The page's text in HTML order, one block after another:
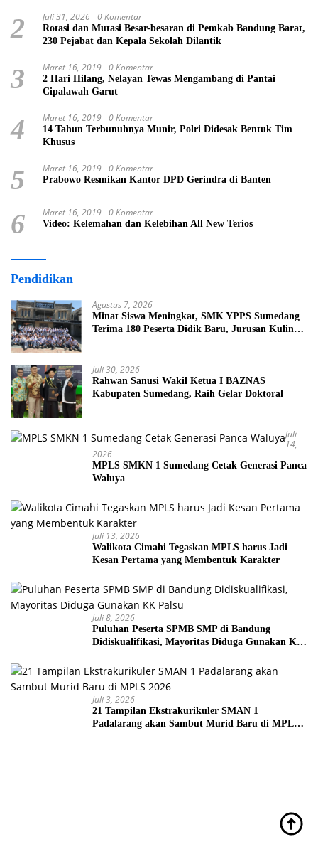
2 Juli 31, 2026 0 Komentar
Rotasi dan Mutasi Besar-besaran di Pemkab Bandung Barat,
230 Pejabat dan Kepala Sekolah Dilantik
3 Maret 16, 2019 0 Komentar
2 Hari Hilang, Nelayan Tewas Mengambang di Pantai
Cipalawah Garut
4 Maret 16, 2019 0 Komentar
14 Tahun Terbunuhnya Munir, Polri Didesak Bentuk Tim
Khusus
5 Maret 16, 2019 0 Komentar
Prabowo Resmikan Kantor DPD Gerindra di Banten
6 Maret 16, 2019 0 Komentar
Video: Kelemahan dan Kelebihan All New Terios
Pendidikan
Agustus 7, 2026
Minat Siswa Meningkat, SMK YPPS Sumedang
Terima 180 Peserta Didik Baru, Jurusan Kuliner
Juli 30, 2026
Rahwan Sanusi Wakil Ketua I BAZNAS
Kabupaten Sumedang, Raih Gelar Doktoral
Juli
14,
2026
MPLS SMKN 1 Sumedang Cetak Generasi Panca
Waluya
Juli 13, 2026
Walikota Cimahi Tegaskan MPLS harus Jadi
Kesan Pertama yang Membentuk Karakter
Juli 8, 2026
Puluhan Peserta SPMB SMP di Bandung
Didiskualifikasi, Mayoritas Diduga Gunakan KK
Juli 3, 2026
21 Tampilan Ekstrakurikuler SMAN 1
Padalarang akan Sambut Murid Baru di MPLS